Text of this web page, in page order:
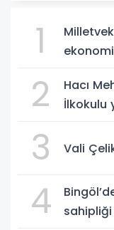
1
2
Hacı
İlkokulu
3 Vali
4
sahipliği